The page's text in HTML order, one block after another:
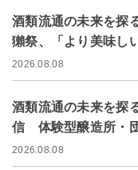
酒類流通の未来を探
獺祭、「より美味し
2026.08.08
酒類流通の未来を探
信 体験型醸造所・
2026.08.08